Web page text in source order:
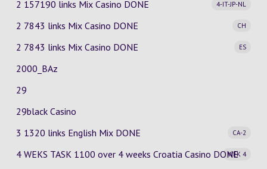
2 157190 links Mix Casino
4-IT-JP-NL
DONE
2 7843 links Mix Casino
CH
DONE
2 7843 links Mix Casino
ES
DONE
2000_BAz
29
29black Casino
3 1320 links English Mix
CA-2
DONE
4 WEKS TASK 1100 over 4 weeks Croatia Casino
WEK 4
DONE